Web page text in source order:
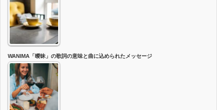
WANIMA「曖昧」の歌詞の意味と曲に込められたメッセージ